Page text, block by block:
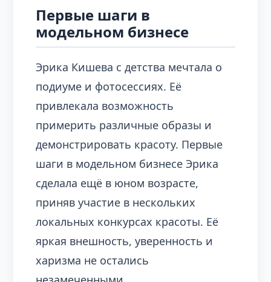
Первые шаги в
модельном бизнесе
Эрика Кишева с детства мечтала о
подиуме и фотосессиях. Её
привлекала возможность
примерить различные образы и
демонстрировать красоту. Первые
шаги в модельном бизнесе Эрика
сделала ещё в юном возрасте,
приняв участие в нескольких
локальных конкурсах красоты. Её
яркая внешность, уверенность и
харизма не остались